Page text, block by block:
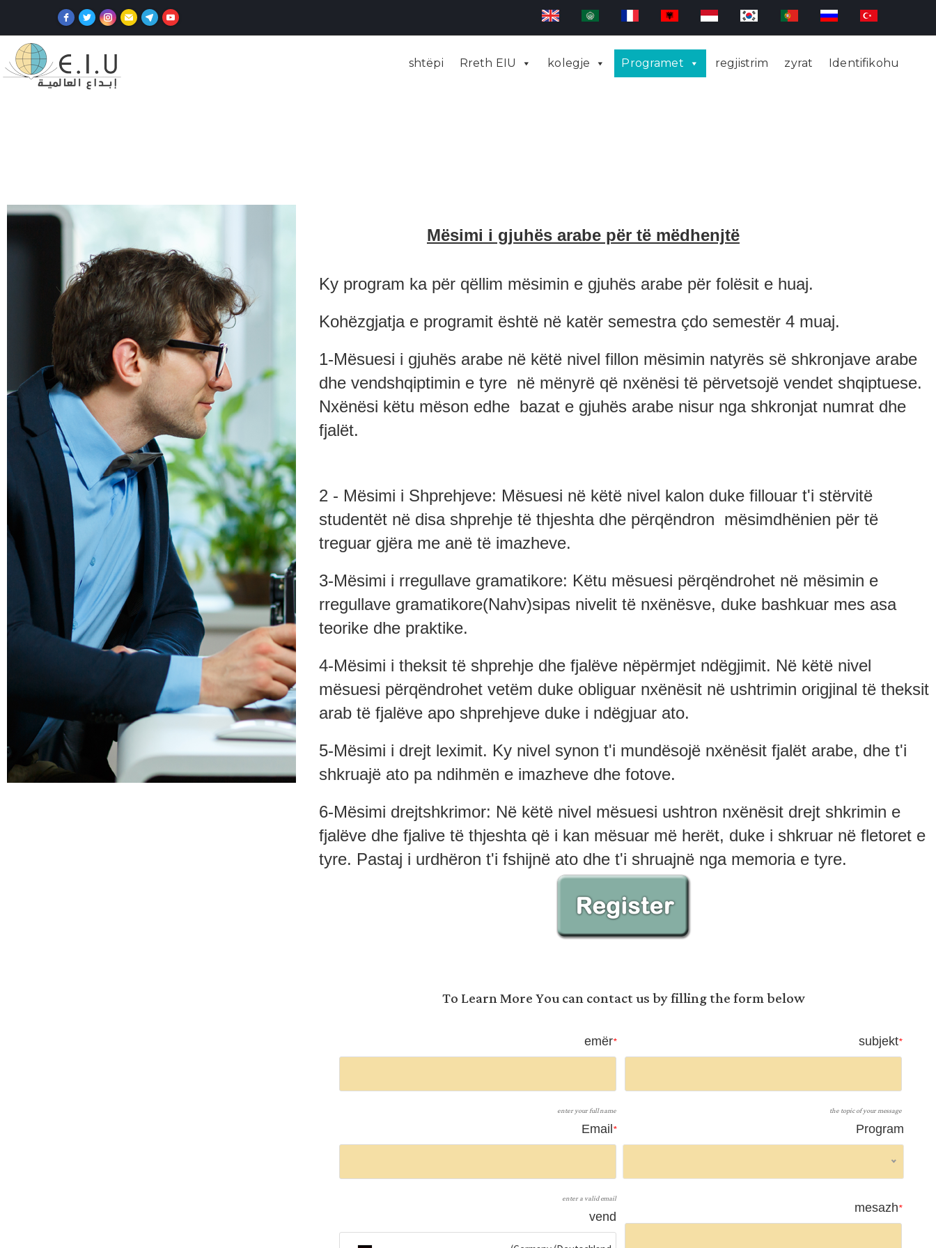
shtëpi Rreth EIU kolegje Programet regjistrim zyrat Identifikohu
Mësimi i gjuhës arabe për të mëdhenjtë
Ky program ka për qëllim mësimin e gjuhës arabe për folësit e huaj.
Kohëzgjatja e programit është në katër semestra çdo semestër 4 muaj.
1-Mësuesi i gjuhës arabe në këtë nivel fillon mësimin natyrës së shkronjave arabe
dhe vendshqiptimin e tyre në mënyrë që nxënësi të përvetsojë vendet shqiptuese.
Nxënësi këtu mëson edhe bazat e gjuhës arabe nisur nga shkronjat numrat dhe
fjalët.
2 - Mësimi i Shprehjeve: Mësuesi në këtë nivel kalon duke fillouar t'i stërvitë
studentët në disa shprehje të thjeshta dhe përqëndron mësimdhënien për të
treguar gjëra me anë të imazheve.
3-Mësimi i rregullave gramatikore: Këtu mësuesi përqëndrohet në mësimin e
rregullave gramatikore(Nahv)sipas nivelit të nxënësve, duke bashkuar mes asa
teorike dhe praktike.
4-Mësimi i theksit të shprehje dhe fjalëve nëpërmjet ndëgjimit. Në këtë nivel
mësuesi përqëndrohet vetëm duke obliguar nxënësit në ushtrimin origjinal të theksit
arab të fjalëve apo shprehjeve duke i ndëgjuar ato.
5-Mësimi i drejt leximit. Ky nivel synon t'i mundësojë nxënësit fjalët arabe, dhe t'i
shkruajë ato pa ndihmën e imazheve dhe fotove.
6-Mësimi drejtshkrimor: Në këtë nivel mësuesi ushtron nxënësit drejt shkrimin e
fjalëve dhe fjalive të thjeshta që i kan mësuar më herët, duke i shkruar në fletoret e
tyre. Pastaj i urdhëron t'i fshijnë ato dhe t'i shruajnë nga memoria e tyre.
To Learn More You can contact us by filling the form below
*
emër
enter your full name
*
Email
enter a valid email
vend
*
subjekt
the topic of your message
Program
*
mesazh